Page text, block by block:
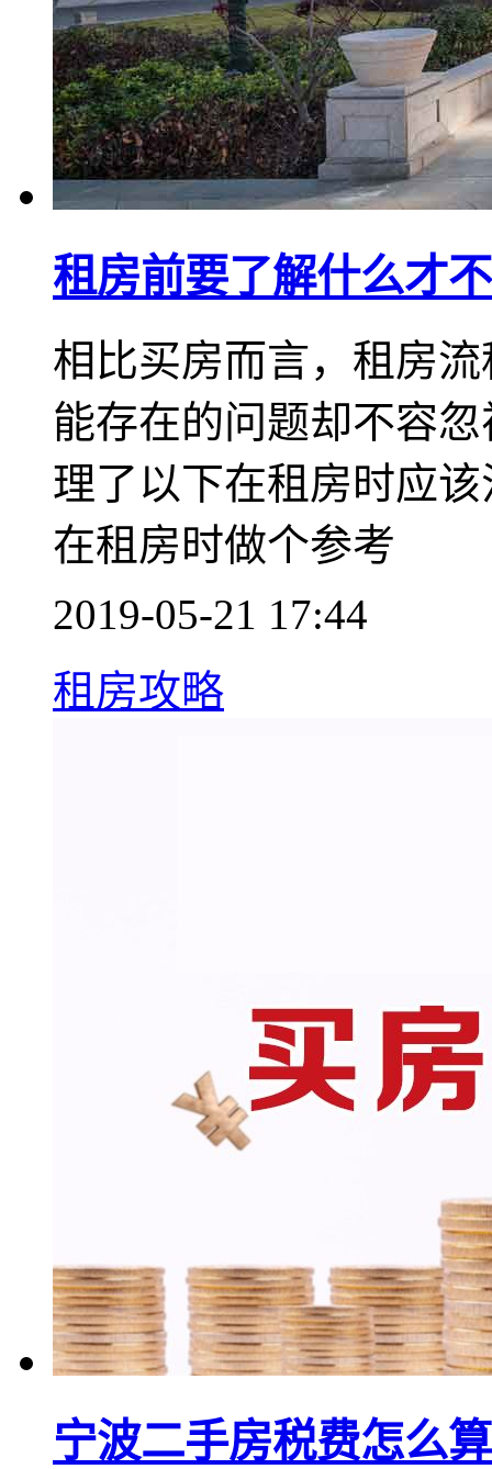
租房前要了解什么才
相比买房而言，租房
能存在的问题却不容
理了以下在租房时应
在租房时做个参考
2019-05-21 17:44
租房攻略
宁波二手房税费怎么